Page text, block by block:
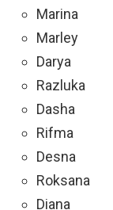
Marina
Marley
Darya
Razluka
Dasha
Rifma
Desna
Roksana
Diana